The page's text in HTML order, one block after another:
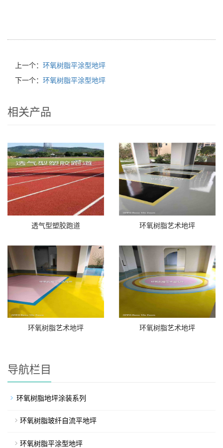
上一个： 环氧树脂平涂型地坪
下一个： 环氧树脂平涂型地坪
相关产品
透气型塑胶跑道 环氧树脂艺术地坪
环氧树脂艺术地坪 环氧树脂艺术地坪
导航栏目
环氧树脂地坪涂装系列
环氧树脂玻纤自流平地坪
环氧树脂平涂型地坪